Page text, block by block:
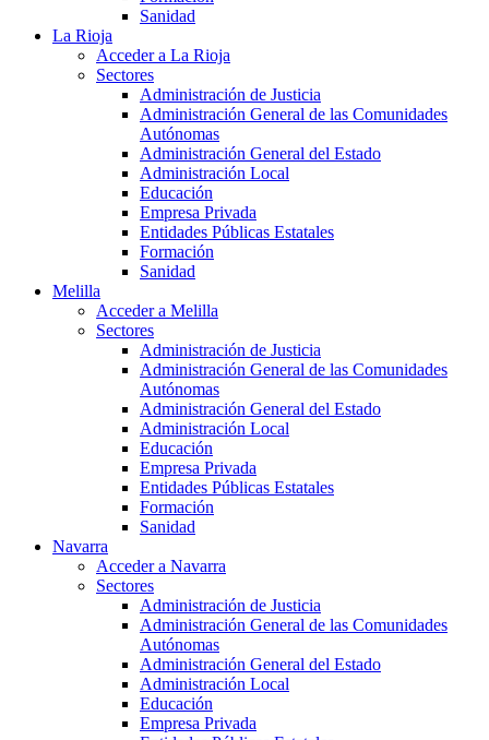
Sanidad
La Rioja
Acceder a La Rioja
Sectores
Administración de Justicia
Administración General de las Comunidades
Autónomas
Administración General del Estado
Administración Local
Educación
Empresa Privada
Entidades Públicas Estatales
Formación
Sanidad
Melilla
Acceder a Melilla
Sectores
Administración de Justicia
Administración General de las Comunidades
Autónomas
Administración General del Estado
Administración Local
Educación
Empresa Privada
Entidades Públicas Estatales
Formación
Sanidad
Navarra
Acceder a Navarra
Sectores
Administración de Justicia
Administración General de las Comunidades
Autónomas
Administración General del Estado
Administración Local
Educación
Empresa Privada